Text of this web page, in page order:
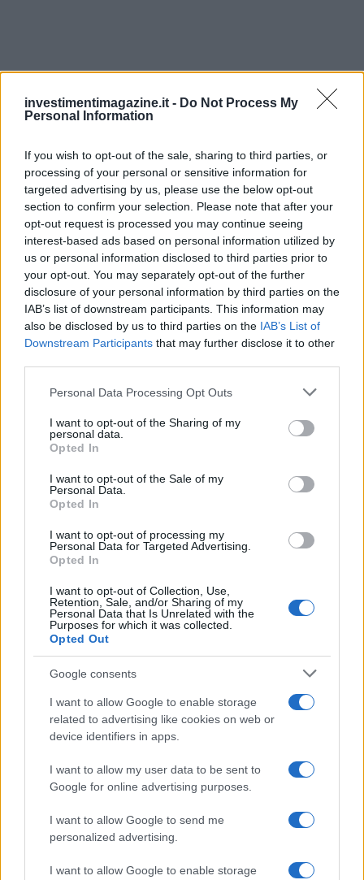
investimentimagazine.it - Do Not Process My
Personal Information
If you wish to opt-out of the sale, sharing to third parties, or
processing of your personal or sensitive information for
targeted advertising by us, please use the below opt-out
section to confirm your selection. Please note that after your
opt-out request is processed you may continue seeing
interest-based ads based on personal information utilized by
us or personal information disclosed to third parties prior to
your opt-out. You may separately opt-out of the further
disclosure of your personal information by third parties on the
IAB’s list of downstream participants. This information may
also be disclosed by us to third parties on the IAB’s List of
Downstream Participants that may further disclose it to other
Please note that this website/app uses one or more Google
not limited to your visit or usage behaviour. You may click to
grant or deny consent to Google and its third-party tags to
use your data for below specified purposes in below Google
consent section.
Personal Data Processing Opt Outs
I want to opt-out of the Sharing of my
personal data.
Opted In
I want to opt-out of the Sale of my
Personal Data.
Opted In
I want to opt-out of processing my
Personal Data for Targeted Advertising.
Opted In
I want to opt-out of Collection, Use,
Retention, Sale, and/or Sharing of my
Personal Data that Is Unrelated with the
Purposes for which it was collected.
Opted Out
Google consents
I want to allow Google to enable storage
related to advertising like cookies on web or
device identifiers in apps.
I want to allow my user data to be sent to
Google for online advertising purposes.
I want to allow Google to send me
personalized advertising.
I want to allow Google to enable storage
Continua a leggere
XRP Ledger, Bitcoin e le sanzioni USA: gli sviluppi chiave del 8
agosto 2026
Niccolò Conforti · 8 Ago 2026
CRIPTOVALUTE